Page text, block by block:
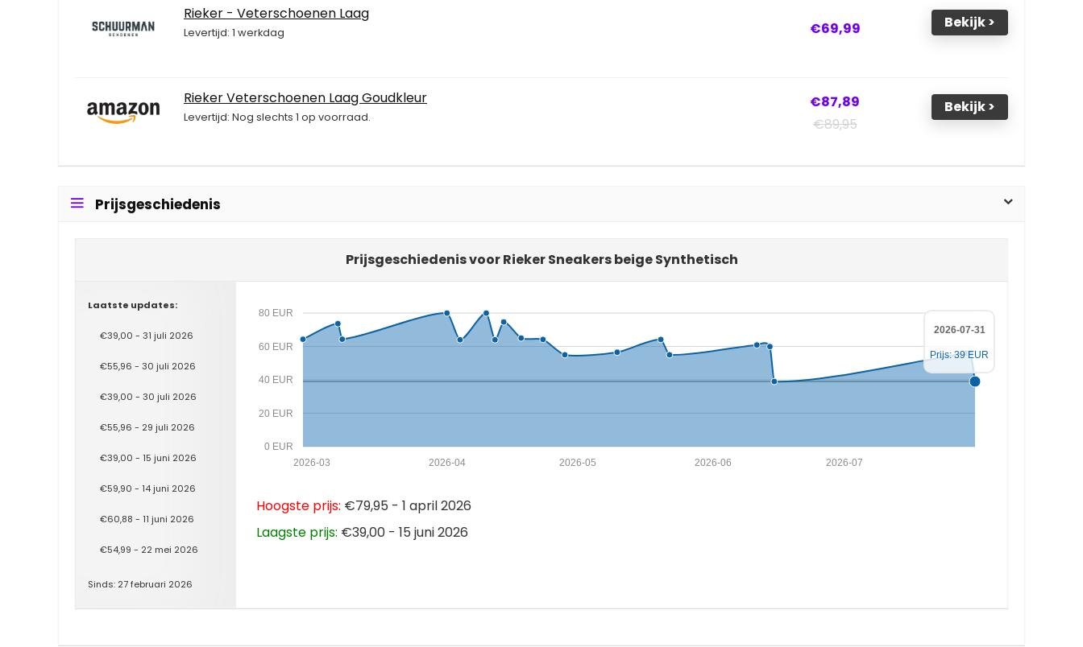
Rieker - Veterschoenen Laag
Levertijd: 1 werkdag €69,99 Bekijk >
Rieker Veterschoenen Laag Goudkleur
Levertijd: Nog slechts 1 op voorraad.
€87,89
€89,95
Bekijk >
Prijsgeschiedenis
Prijsgeschiedenis voor Rieker Sneakers beige Synthetisch
Laatste updates:
€39,00 - 31 juli 2026
€55,96 - 30 juli 2026
€39,00 - 30 juli 2026
€55,96 - 29 juli 2026
€39,00 - 15 juni 2026
€59,90 - 14 juni 2026
€60,88 - 11 juni 2026
€54,99 - 22 mei 2026
Sinds: 27 februari 2026
0 EUR
20 EUR
40 EUR
60 EUR
80 EUR
2026-07
2026-06
2026-05
2026-04
2026-03
2026-07-31
Prijs: 39 EUR
Hoogste prijs: €79,95 - 1 april 2026
Laagste prijs: €39,00 - 15 juni 2026